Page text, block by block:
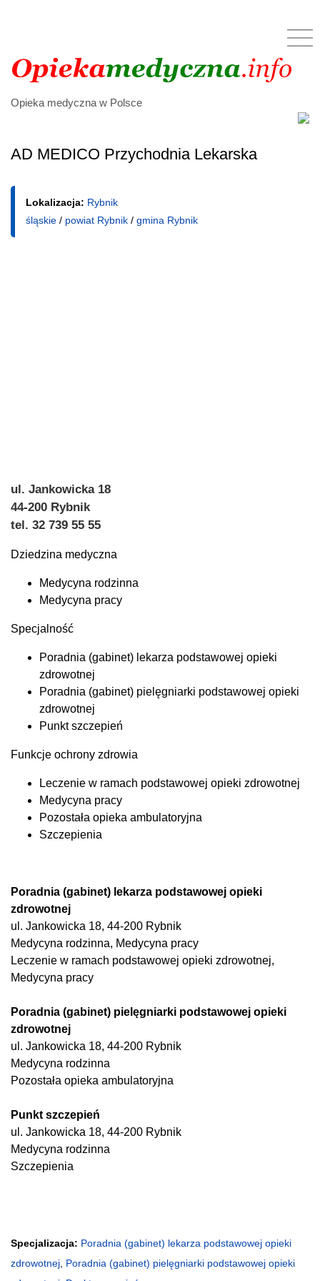
Opieka medyczna w Polsce
AD MEDICO Przychodnia Lekarska
Lokalizacja: Rybnik
śląskie / powiat Rybnik / gmina Rybnik
ul. Jankowicka 18
44-200 Rybnik
tel. 32 739 55 55
Dziedzina medyczna
Medycyna rodzinna
Medycyna pracy
Specjalność
Poradnia (gabinet) lekarza podstawowej opieki
zdrowotnej
Poradnia (gabinet) pielęgniarki podstawowej opieki
zdrowotnej
Punkt szczepień
Funkcje ochrony zdrowia
Leczenie w ramach podstawowej opieki zdrowotnej
Medycyna pracy
Pozostała opieka ambulatoryjna
Szczepienia
Poradnia (gabinet) lekarza podstawowej opieki
zdrowotnej
ul. Jankowicka 18, 44-200 Rybnik
Medycyna rodzinna, Medycyna pracy
Leczenie w ramach podstawowej opieki zdrowotnej,
Medycyna pracy
Poradnia (gabinet) pielęgniarki podstawowej opieki
zdrowotnej
ul. Jankowicka 18, 44-200 Rybnik
Medycyna rodzinna
Pozostała opieka ambulatoryjna
Punkt szczepień
ul. Jankowicka 18, 44-200 Rybnik
Medycyna rodzinna
Szczepienia
Specjalizacja: Poradnia (gabinet) lekarza podstawowej opieki
zdrowotnej Poradnia (gabinet) pielęgniarki podstawowej opieki